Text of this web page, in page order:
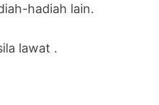
hadiah lain.
lawat .